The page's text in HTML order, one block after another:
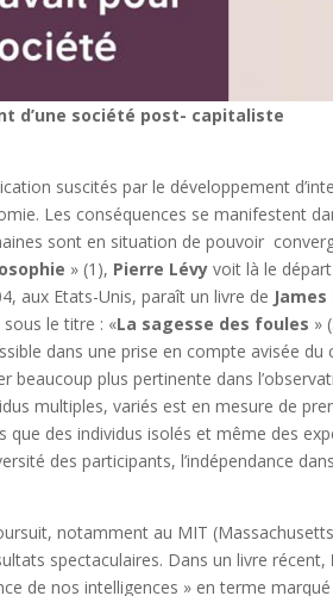
d’une société post- capitaliste
suscités par le développement
Les conséquences se manifestent
sont en situation de pouvoir
» (1), Pierre Lévy voit là le départ
aux Etats-Unis, paraît un livre de
le titre : «La sagesse des foules »
dans une prise en compte avisée du
beaucoup plus pertinente dans
multiples, variés est en mesure de
des individus isolés et même des
des participants, l’indépendance
notamment au MIT
spectaculaires. Dans un livre récent,
de nos intelligences » en terme marqué